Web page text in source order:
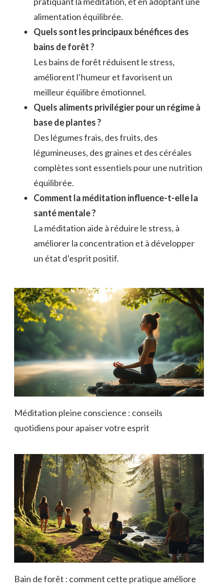
alimentation équilibrée.
Quels sont les principaux bénéfices des
bains de forêt ?
Les bains de forêt réduisent le stress,
améliorent l’humeur et favorisent un
meilleur équilibre émotionnel.
Quels aliments privilégier pour un régime à
base de plantes ?
Des légumes frais, des fruits, des
légumineuses, des graines et des céréales
complètes sont essentiels pour une nutrition
équilibrée.
Comment la méditation influence-t-elle la
santé mentale ?
La méditation aide à réduire le stress, à
améliorer la concentration et à développer
un état d’esprit positif.
Méditation pleine conscience : conseils
quotidiens pour apaiser votre esprit
Bain de forêt : comment cette pratique améliore